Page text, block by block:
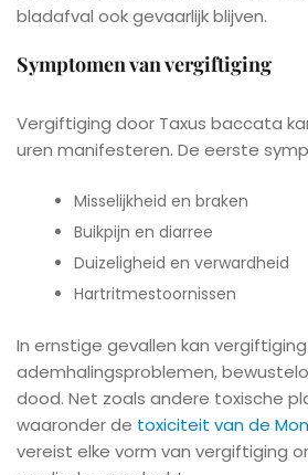
bladafval ook gevaarlijk blijven.
Symptomen van vergiftiging
Vergiftiging door Taxus baccata
uren manifesteren. De eerste
Misselijkheid en braken
Buikpijn en diarree
Duizeligheid en verwardheid
Hartritmestoornissen
In ernstige gevallen kan
ademhalingsproblemen,
dood. Net zoals andere toxische
waaronder de toxiciteit van de
vereist elke vorm van vergiftiging